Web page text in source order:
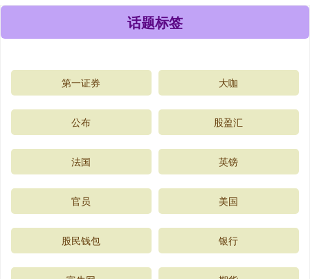
话题标签
第一证券 大咖
公布 股盈汇
法国 英镑
官员 美国
股民钱包 银行